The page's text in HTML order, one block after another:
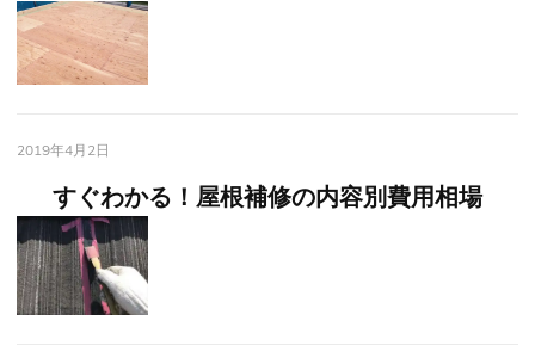
2019年4月2日
すぐわかる！屋根補修の内容別費用相場